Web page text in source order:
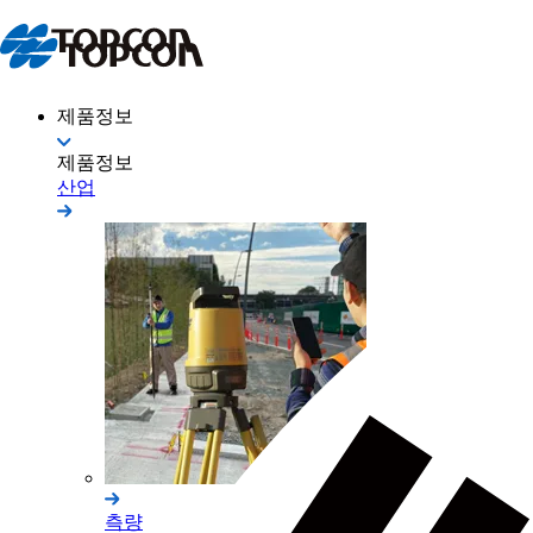
제품정보
제품정보
산업
측량